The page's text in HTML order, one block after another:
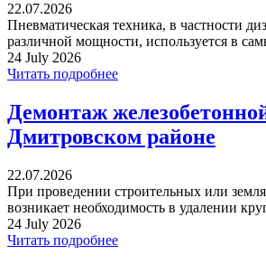
22.07.2026
Пневматическая техника, в частности
различной мощности, используется в
24 July 2026
Читать подробнее
Демонтаж
Дмитровском районе
22.07.2026
При проведении строительных или
возникает необходимость в удалении
24 July 2026
Читать подробнее